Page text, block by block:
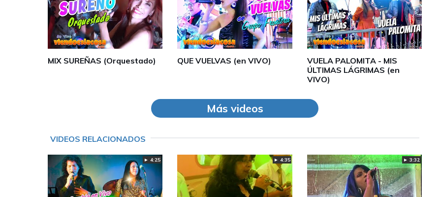
MIX SUREÑAS (Orquestado) QUE VUELVAS (en VIVO)
VUELA PALOMITA - MIS
ÚLTIMAS LÁGRIMAS (en
VIVO)
Más videos
VIDEOS RELACIONADOS
► 4:25 ► 4:35 ► 3:32